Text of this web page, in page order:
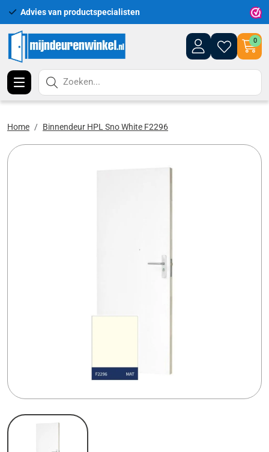
Advies van productspecialisten
0
Zoeken...
Home Binnendeur HPL Sno White F2296